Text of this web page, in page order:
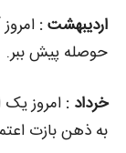
اردیبهشت :
حوصله پیش ببر.
خرداد : امروز یک
به ذهن بازت